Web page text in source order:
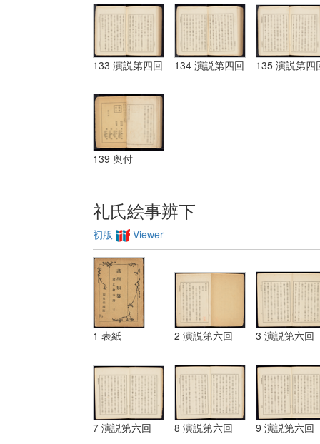
133 演説第四回 134 演説第四回 135 演説第四
139 奥付
礼氏絵事辨下
初版 Viewer
1 表紙 2 演説第六回 3 演説第六回
7 演説第六回 8 演説第六回 9 演説第六回